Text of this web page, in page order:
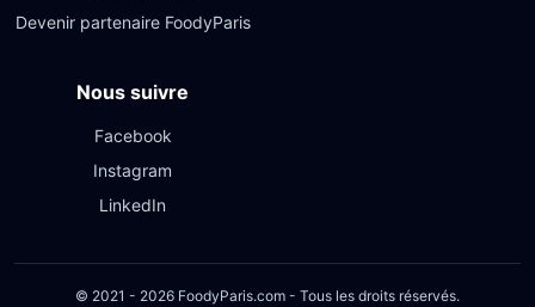
Devenir partenaire FoodyParis
Nous suivre
Facebook
Instagram
LinkedIn
© 2021 - 2026 FoodyParis.com - Tous les droits réservés.